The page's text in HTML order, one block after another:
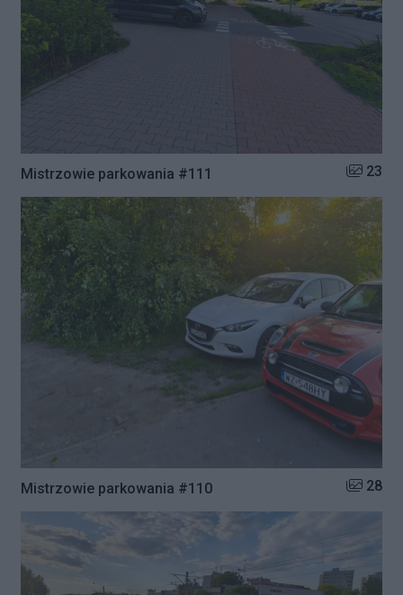
Mistrzowie parkowania #111 Liczba
23
Mistrzowie parkowania #110 Liczba
28